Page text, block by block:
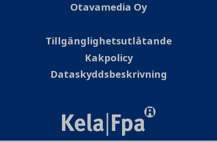
Otavamedia Oy
Tillgänglighetsutlåtande
Kakpolicy
Dataskyddsbeskrivning